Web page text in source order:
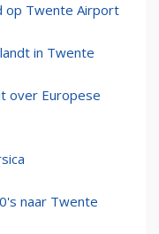
op Twente Airport
in Twente
over Europese
naar Twente